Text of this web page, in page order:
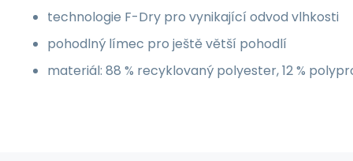
technologie F-Dry pro vynikající odvod vlhkosti
pohodlný límec pro ještě větší pohodlí
materiál: 88 % recyklovaný polyester, 12 %